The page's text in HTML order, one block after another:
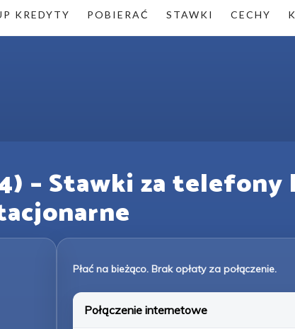
KREDYTY POBIERAĆ STAWKI CECHY
– Stawki za telefony
Płać na bieżąco. Brak opłaty za połączenie.
Połączenie internetowe